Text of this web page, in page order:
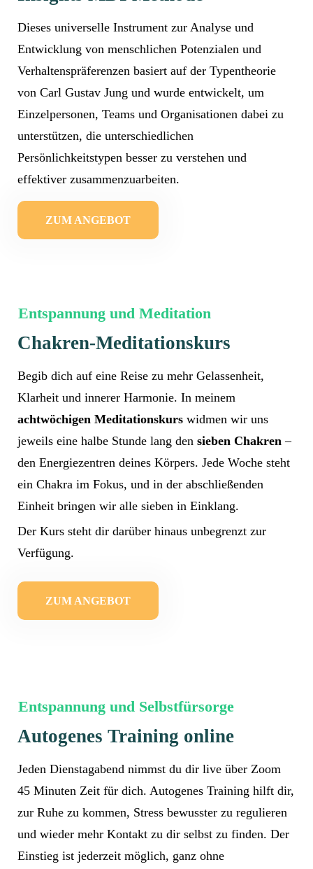
Dieses universelle Instrument zur Analyse und
Entwicklung von menschlichen Potenzialen und
Verhaltenspräferenzen basiert auf der Typentheorie
von Carl Gustav Jung und wurde entwickelt, um
Einzelpersonen, Teams und Organisationen dabei zu
unterstützen, die unterschiedlichen
Persönlichkeitstypen besser zu verstehen und
effektiver zusammenzuarbeiten.
ZUM ANGEBOT
Entspannung und Meditation
Chakren-Meditationskurs
Begib dich auf eine Reise zu mehr Gelassenheit,
Klarheit und innerer Harmonie. In meinem
achtwöchigen Meditationskurs widmen wir uns
jeweils eine halbe Stunde lang den sieben Chakren –
den Energiezentren deines Körpers. Jede Woche steht
ein Chakra im Fokus, und in der abschließenden
Einheit bringen wir alle sieben in Einklang.
Der Kurs steht dir darüber hinaus unbegrenzt zur
Verfügung.
ZUM ANGEBOT
Entspannung und Selbstfürsorge
Autogenes Training online
Jeden Dienstagabend nimmst du dir live über Zoom
45 Minuten Zeit für dich. Autogenes Training hilft dir,
zur Ruhe zu kommen, Stress bewusster zu regulieren
und wieder mehr Kontakt zu dir selbst zu finden. Der
Einstieg ist jederzeit möglich, ganz ohne